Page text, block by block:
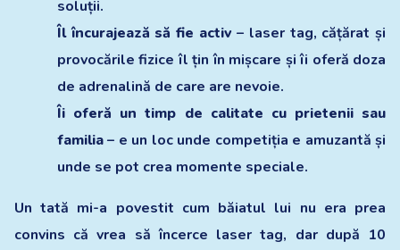
soluții.
Îl încurajează să fie activ – laser tag, cățărat și
provocările fizice îl țin în mișcare și îi oferă doza
de adrenalină de care are nevoie.
Îi oferă un timp de calitate cu prietenii sau
familia– e un loc unde competiția e amuzantă și
unde se pot crea momente speciale.
Un tată mi-a povestit cum băiatul lui nu era prea
convins că vrea să încerce laser tag, dar după 10